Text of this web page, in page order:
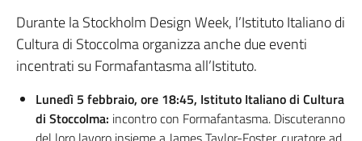
Durante la Stockholm Design Week, l’Istituto Italiano di
Cultura di Stoccolma organizza anche due eventi
incentrati su Formafantasma all’Istituto.
Lunedì 5 febbraio, ore 18:45, Istituto Italiano di Cultura
di Stoccolma: incontro con Formafantasma. Discuteranno